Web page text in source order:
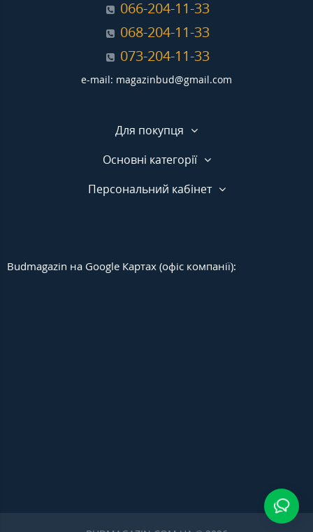
066-204-11-33
068-204-11-33
073-204-11-33
e-mail: magazinbud@gmail.com
Для покупця
Основні категорії
Персональний кабінет
Budmagazin на Google Картах (офіс компанії):